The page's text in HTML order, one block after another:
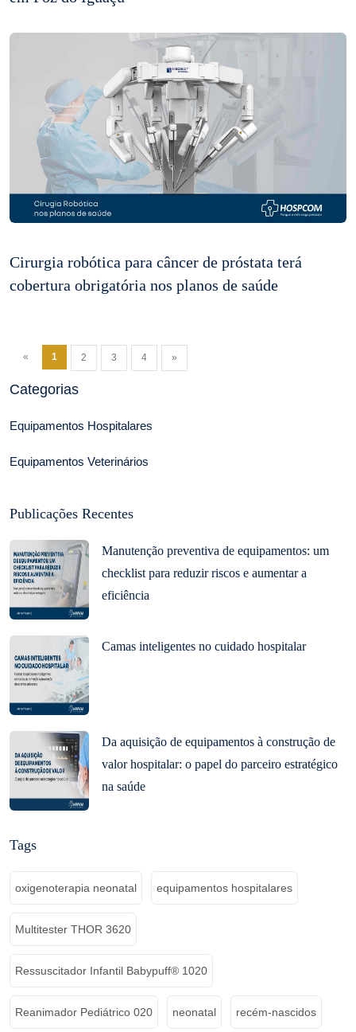
Cirurgia robótica para câncer de próstata terá
cobertura obrigatória nos planos de saúde
« 1 2 3 4 »
Categorias
Equipamentos Hospitalares
Equipamentos Veterinários
Publicações Recentes
Manutenção preventiva de equipamentos: um
checklist para reduzir riscos e aumentar a
eficiência
Camas inteligentes no cuidado hospitalar
Da aquisição de equipamentos à construção de
valor hospitalar: o papel do parceiro estratégico
na saúde
Tags
oxigenoterapia neonatal equipamentos hospitalares
Multitester THOR 3620
Ressuscitador Infantil Babypuff® 1020
Reanimador Pediátrico 020 neonatal recém-nascidos